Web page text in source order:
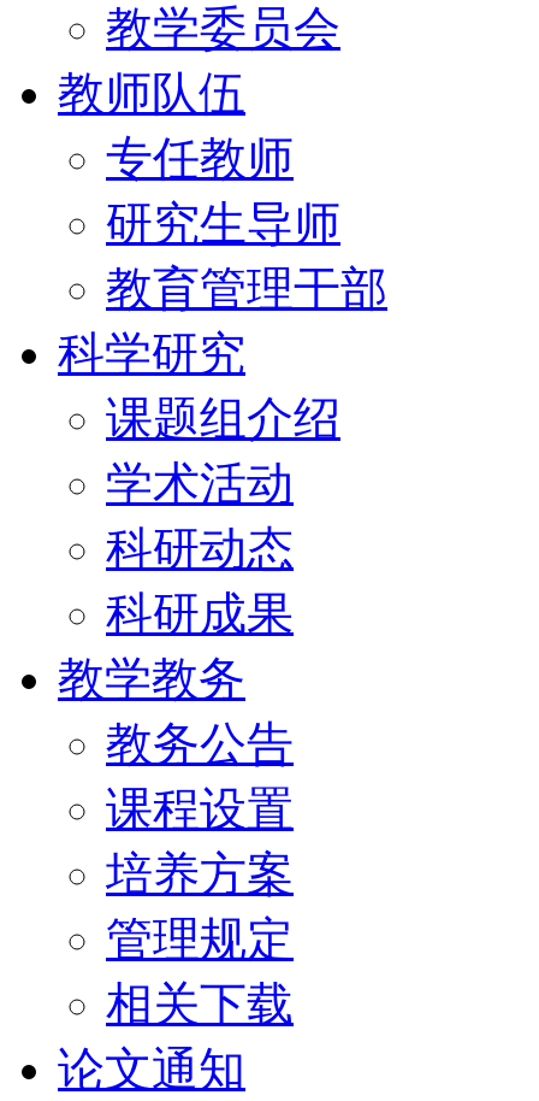
教学委员会
教师队伍
专任教师
研究生导师
教育管理干部
科学研究
课题组介绍
学术活动
科研动态
科研成果
教学教务
教务公告
课程设置
培养方案
管理规定
相关下载
论文通知